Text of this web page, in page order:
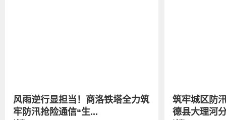
风雨逆行显担当！商洛铁塔全力筑
牢防汛抢险通信“生...
筑牢城区防
德县大理河